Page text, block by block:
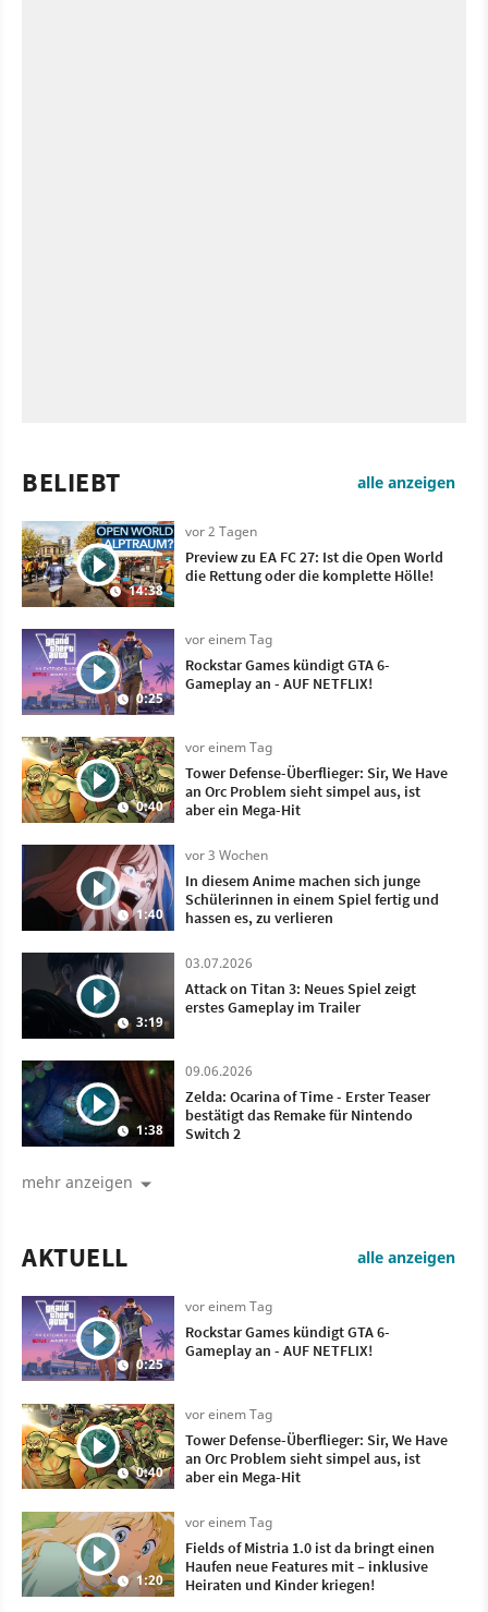
BELIEBT alle anzeigen
14:38
vor 2 Tagen
Preview zu EA FC 27: Ist die Open World
die Rettung oder die komplette Hölle!
0:25
vor einem Tag
Rockstar Games kündigt GTA 6-
Gameplay an - AUF NETFLIX!
0:40
vor einem Tag
Tower Defense-Überflieger: Sir, We Have
an Orc Problem sieht simpel aus, ist
aber ein Mega-Hit
1:40
vor 3 Wochen
In diesem Anime machen sich junge
Schülerinnen in einem Spiel fertig und
hassen es, zu verlieren
3:19
03.07.2026
Attack on Titan 3: Neues Spiel zeigt
erstes Gameplay im Trailer
1:38
09.06.2026
Zelda: Ocarina of Time - Erster Teaser
bestätigt das Remake für Nintendo
Switch 2
mehr anzeigen
AKTUELL alle anzeigen
0:25
vor einem Tag
Rockstar Games kündigt GTA 6-
Gameplay an - AUF NETFLIX!
0:40
vor einem Tag
Tower Defense-Überflieger: Sir, We Have
an Orc Problem sieht simpel aus, ist
aber ein Mega-Hit
1:20
vor einem Tag
Fields of Mistria 1.0 ist da bringt einen
Haufen neue Features mit – inklusive
Heiraten und Kinder kriegen!